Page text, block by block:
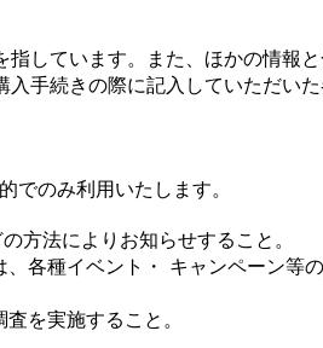
しています。また、ほかの情報
手続きの際に記入していただい
のみ利用いたします。
方法によりお知らせすること。
各種イベント・ キャンペーン等
を実施すること。